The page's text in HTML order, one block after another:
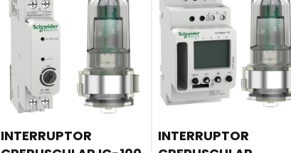
INTERRUPTOR
INTERRUPTOR